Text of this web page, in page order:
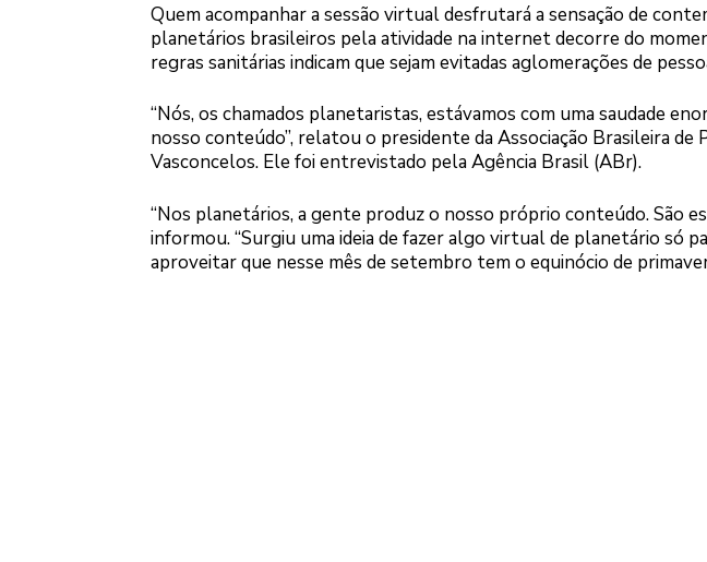
Quem acompanhar a sessão virtual desfrutará a sensação de
planetários brasileiros pela atividade na internet decorre do
regras sanitárias indicam que sejam evitadas aglomerações de
“Nós, os chamados planetaristas, estávamos com uma saudade
nosso conteúdo”, relatou o presidente da Associação Brasileira de
Vasconcelos. Ele foi entrevistado pela Agência Brasil (ABr).
“Nos planetários, a gente produz o nosso próprio conteúdo. São
informou. “Surgiu uma ideia de fazer algo virtual de planetário só
aproveitar que nesse mês de setembro tem o equinócio de